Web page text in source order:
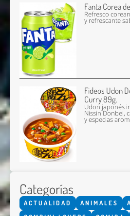
Fanta Corea
Refresco
y refrescante
Fideos Udon
Curry 89g.
Udon japonés
Nissin Donbei,
y especias
Categorías
ACTUALIDAD ANIMALES